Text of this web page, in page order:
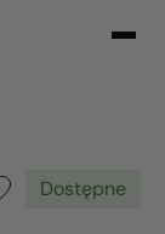
Dostępne